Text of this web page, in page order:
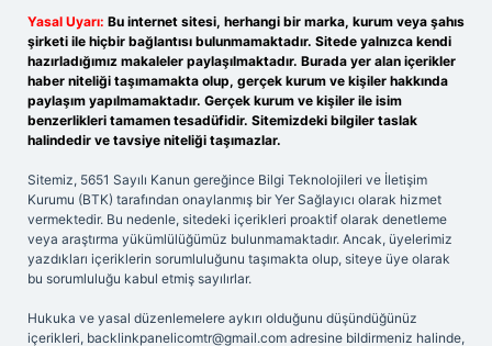
Yasal Uyarı: Bu internet sitesi, herhangi bir marka, kurum veya şahıs
şirketi ile hiçbir bağlantısı bulunmamaktadır. Sitede yalnızca kendi
hazırladığımız makaleler paylaşılmaktadır. Burada yer alan içerikler
haber niteliği taşımamakta olup, gerçek kurum ve kişiler hakkında
paylaşım yapılmamaktadır. Gerçek kurum ve kişiler ile isim
benzerlikleri tamamen tesadüfidir. Sitemizdeki bilgiler taslak
halindedir ve tavsiye niteliği taşımazlar.
Sitemiz, 5651 Sayılı Kanun gereğince Bilgi Teknolojileri ve İletişim
Kurumu (BTK) tarafından onaylanmış bir Yer Sağlayıcı olarak hizmet
vermektedir. Bu nedenle, sitedeki içerikleri proaktif olarak denetleme
veya araştırma yükümlülüğümüz bulunmamaktadır. Ancak, üyelerimiz
yazdıkları içeriklerin sorumluluğunu taşımakta olup, siteye üye olarak
bu sorumluluğu kabul etmiş sayılırlar.
Hukuka ve yasal düzenlemelere aykırı olduğunu düşündüğünüz
içerikleri, backlinkpanelicomtr@gmail.com adresine bildirmeniz halinde,